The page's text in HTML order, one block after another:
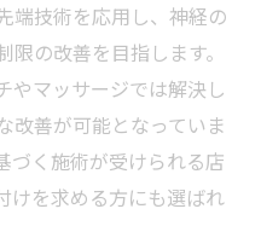
端技術を応用し、神経の
の改善を目指します。
やマッサージでは解決し
改善が可能となっていま
づく施術が受けられる店
けを求める方にも選ばれ